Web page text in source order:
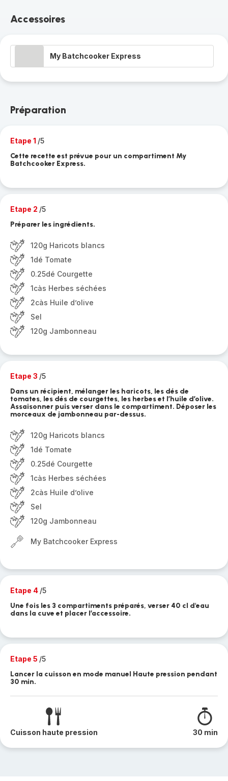
Accessoires
My Batchcooker Express
Préparation
Etape 1 /5
Cette recette est prévue pour un compartiment My
Batchcooker Express.
Etape 2 /5
Préparer les ingrédients.
120g Haricots blancs
1dé Tomate
0.25dé Courgette
1càs Herbes séchées
2càs Huile d’olive
Sel
120g Jambonneau
Etape 3 /5
Dans un récipient, mélanger les haricots, les dés de
tomates, les dés de courgettes, les herbes et l’huile d’olive.
Assaisonner puis verser dans le compartiment. Déposer les
morceaux de jambonneau par-dessus.
120g Haricots blancs
1dé Tomate
0.25dé Courgette
1càs Herbes séchées
2càs Huile d’olive
Sel
120g Jambonneau
My Batchcooker Express
Etape 4 /5
Une fois les 3 compartiments préparés, verser 40 cl d'eau
dans la cuve et placer l’accessoire.
Etape 5 /5
Lancer la cuisson en mode manuel Haute pression pendant
30 min.
Cuisson haute pression 30 min